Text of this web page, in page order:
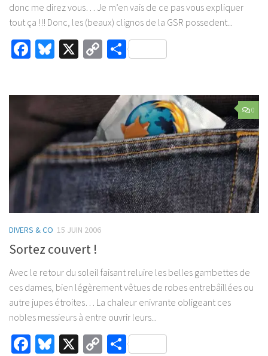
donc me direz vous… Je m’en vais de ce pas vous expliquer
tout ça !!! Donc, les (beaux) clignos de la GSR possedent...
Facebook
Bluesky
X
CopyPartager
0
DIVERS & CO 15 JUIN 2006
Sortez couvert !
Avec le retour du soleil faisant reluire les belles gambettes de
ces dames, bien légèrement vêtues de robes entrebâillées ou
autre jupes étroites… La chaleur enivrante obligeant ces
nobles messieurs à entre ouvrir leurs...
Facebook
Bluesky
X
CopyPartager